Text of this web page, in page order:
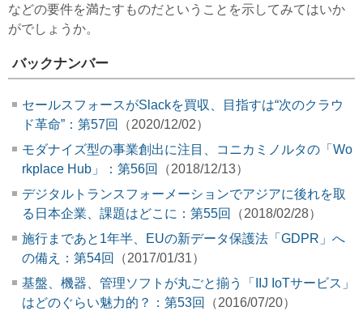
などの要件を満たすものだということを示してみてはいか
がでしょうか。
バックナンバー
セールスフォースがSlackを買収、目指すは“次のクラウ
ド革命”：第57回
（2020/12/02）
モダナイズ型の事業創出に注目、コニカミノルタの「Wo
rkplace Hub」：第56回
（2018/12/13）
デジタルトランスフォーメーションでアジアに後れを取
る日本企業、課題はどこに：第55回
（2018/02/28）
施行まであと1年半、EUの新データ保護法「GDPR」へ
の備え：第54回
（2017/01/31）
基盤、機器、管理ソフトが丸ごと揃う「IIJ IoTサービス」
はどのぐらい魅力的？：第53回
（2016/07/20）